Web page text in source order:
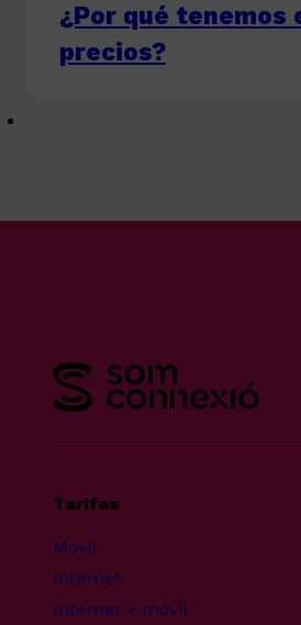
¿Por qué tenemos
precios?
Tarifas
Móvil
Internet
Internet + móvil